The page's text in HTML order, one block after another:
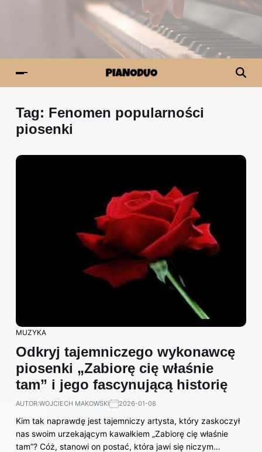
Tag: Fenomen popularności
piosenki
MUZYKA
Odkryj tajemniczego wykonawcę
piosenki „Zabiorę cię właśnie
tam” i jego fascynującą historię
AUTOR:WOJCIECH MAKOWSKI 2026-01-08
Kim tak naprawdę jest tajemniczy artysta, który zaskoczył
nas swoim urzekającym kawałkiem „Zabiorę cię właśnie
tam”? Cóż, stanowi on postać, która jawi się niczym…